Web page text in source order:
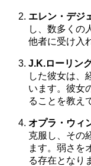
エレン・デジ
し、数多くの
他者に受け入
J.K.ローリン
した彼女は、
います。彼女
ることを教え
オプラ・ウィ
克服し、その
ます。弱さを
る存在となり